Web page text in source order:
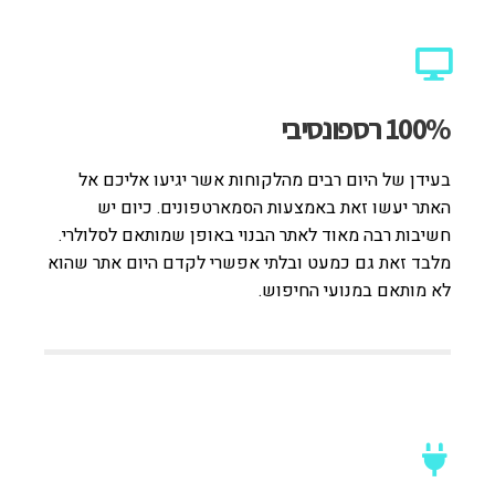
100% רספונסיבי
בעידן של היום רבים מהלקוחות אשר יגיעו אליכם אל
האתר יעשו זאת באמצעות הסמארטפונים. כיום יש
חשיבות רבה מאוד לאתר הבנוי באופן שמותאם לסלולרי.
מלבד זאת גם כמעט ובלתי אפשרי לקדם היום אתר שהוא
לא מותאם במנועי החיפוש.